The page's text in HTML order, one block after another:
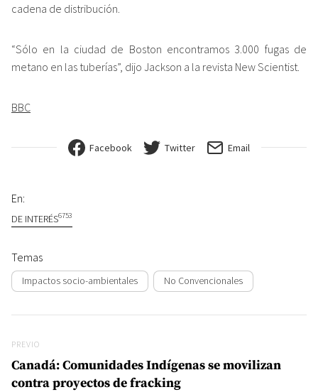
cadena de distribución.
“Sólo en la ciudad de Boston encontramos 3.000 fugas de
metano en las tuberías”, dijo Jackson a la revista New Scientist.
BBC
Facebook Twitter Email
En:
DE INTERÉS6753
Temas
Impactos socio-ambientales No Convencionales
Previo
PREVIO
Canadá: Comunidades Indígenas se movilizan
contra proyectos de fracking